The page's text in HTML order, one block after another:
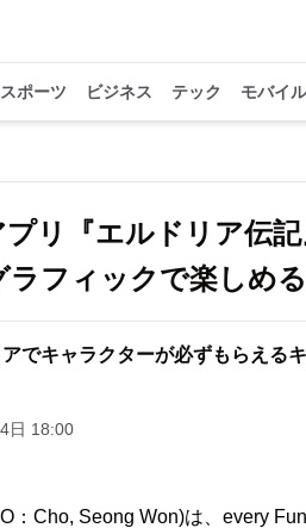
スポーツ ビジネス テック モバイル
リ『エルドリア伝
フィックで楽しめ
でキャラクターが必ずもらえる
日 18:00
：Cho, Seong Won)は、every